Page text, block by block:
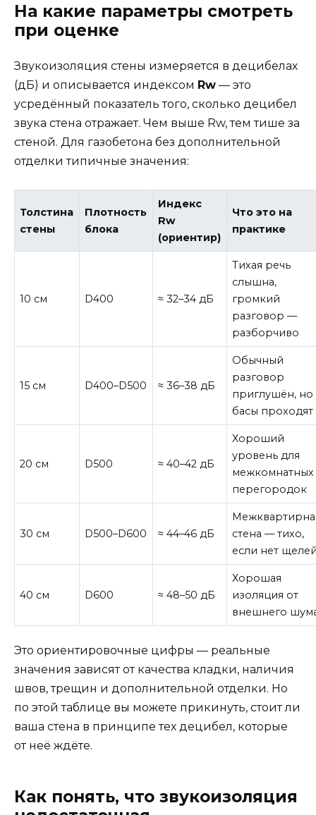
На какие параметры смотреть
при оценке
Звукоизоляция стены измеряется в децибелах
(дБ) и описывается индексом Rw — это
усредённый показатель того, сколько децибел
звука стена отражает. Чем выше Rw, тем тише за
стеной. Для газобетона без дополнительной
отделки типичные значения:
Толстина
стены
Плотность
блока
Индекс
Rw
(ориентир)
Что это на
практике
10 см D400 ≈ 32–34 дБ
Тихая речь
слышна,
громкий
разговор —
разборчиво
15 см D400–D500 ≈ 36–38 дБ
Обычный
разговор
приглушён, но
басы проходят
20 см D500 ≈ 40–42 дБ
Хороший
уровень для
межкомнатных
перегородок
30 см D500–D600 ≈ 44–46 дБ
стена — тихо,
если нет
40 см D600 ≈ 48–50 дБ
Хорошая
изоляция от
внешнего
Это ориентировочные цифры — реальные
значения зависят от качества кладки, наличия
швов, трещин и дополнительной отделки. Но
по этой таблице вы можете прикинуть, стоит ли
ваша стена в принципе тех децибел, которые
от неё ждёте.
Как понять, что звукоизоляция